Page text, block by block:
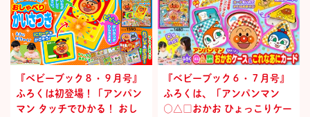
『ベビーブック８・９月号』
ふろくは初登場！「アンパン
マン タッチでひかる！ おし
『ベビーブック６・７月号』
ふろくは、「アンパンマン
○△□おかお ひょっこりケー